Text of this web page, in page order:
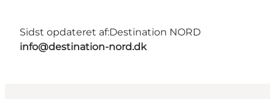
Sidst opdateret af:Destination NORD
info@destination-nord.dk